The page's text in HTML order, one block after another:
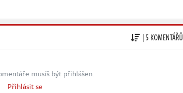
| 5 KOMENTÁŘŮ
musíš být přihlášen.
Přihlásit se